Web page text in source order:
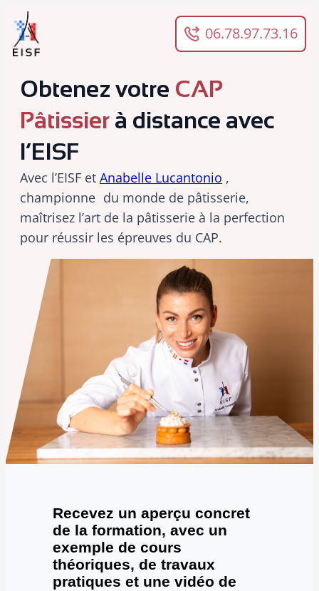
06.78.97.73.16
Obtenez votre CAP
Pâtissier à distance avec
l’EISF
Avec l’EISF et Anabelle Lucantonio ,
championne du monde de pâtisserie,
maîtrisez l’art de la pâtisserie à la perfection
pour réussir les épreuves du CAP.
Panneau de gestion des cookies